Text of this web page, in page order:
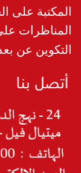
المكتبة على
المناظرات
التكوين عن